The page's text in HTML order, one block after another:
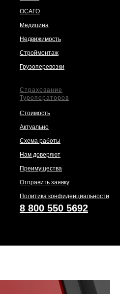
ОСАГО
Медицина
Недвижимость
Строймонтаж
Грузоперевозки
Страхование
Туроператоров
Стоимость
Актуально
Схема работы
Нам доверяют
Преимущества
Отправить заявку
Политика конфиденциальности
8 800 550 5692